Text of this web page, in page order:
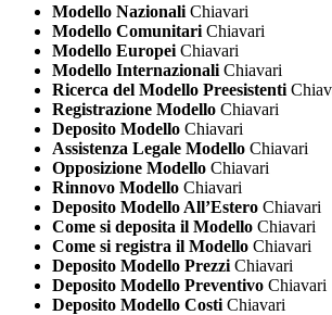
Modello Nazionali Chiavari
Modello Comunitari Chiavari
Modello Europei Chiavari
Modello Internazionali Chiavari
Ricerca del Modello Preesistenti
Registrazione Modello Chiavari
Deposito Modello Chiavari
Assistenza Legale Modello Chiavari
Opposizione Modello Chiavari
Rinnovo Modello Chiavari
Deposito Modello All’Estero Chiavari
Come si deposita il Modello Chiavari
Come si registra il Modello Chiavari
Deposito Modello Prezzi Chiavari
Deposito Modello Preventivo Chiavari
Deposito Modello Costi Chiavari